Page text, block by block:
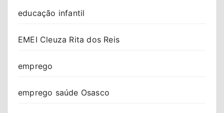
educação infantil
EMEI Cleuza Rita dos Reis
emprego
emprego saúde Osasco